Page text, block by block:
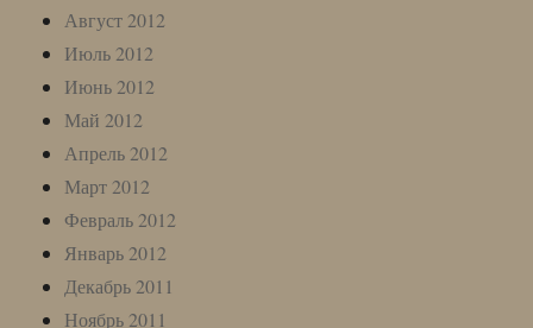
Август 2012
Июль 2012
Июнь 2012
Май 2012
Апрель 2012
Март 2012
Февраль 2012
Январь 2012
Декабрь 2011
Ноябрь 2011